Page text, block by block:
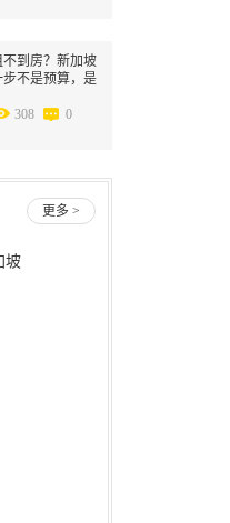
到房？新加坡
不是预算，是
308 0
更多 >
坡